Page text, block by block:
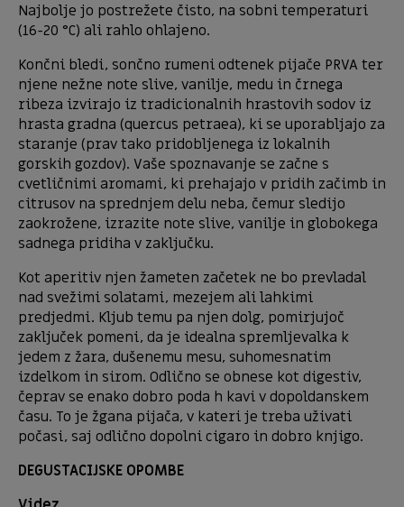
Najbolje jo postrežete čisto, na sobni temperaturi
(16-20 °C) ali rahlo ohlajeno.
Končni bledi, sončno rumeni odtenek pijače PRVA ter
njene nežne note slive, vanilje, medu in črnega
ribeza izvirajo iz tradicionalnih hrastovih sodov iz
hrasta gradna (quercus petraea), ki se uporabljajo za
staranje (prav tako pridobljenega iz lokalnih
gorskih gozdov). Vaše spoznavanje se začne s
cvetličnimi aromami, ki prehajajo v pridih začimb in
citrusov na sprednjem delu neba, čemur sledijo
zaokrožene, izrazite note slive, vanilje in globokega
sadnega pridiha v zaključku.
Kot aperitiv njen žameten začetek ne bo prevladal
nad svežimi solatami, mezejem ali lahkimi
predjedmi. Kljub temu pa njen dolg, pomirjujoč
zaključek pomeni, da je idealna spremljevalka k
jedem z žara, dušenemu mesu, suhomesnatim
izdelkom in sirom. Odlično se obnese kot digestiv,
čeprav se enako dobro poda h kavi v dopoldanskem
času. To je žgana pijača, v kateri je treba uživati
počasi, saj odlično dopolni cigaro in dobro knjigo.
DEGUSTACIJSKE OPOMBE